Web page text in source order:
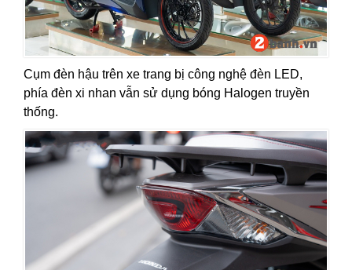
Cụm đèn hậu trên xe trang bị công nghệ đèn LED,
phía đèn xi nhan vẫn sử dụng bóng Halogen truyền
thống.